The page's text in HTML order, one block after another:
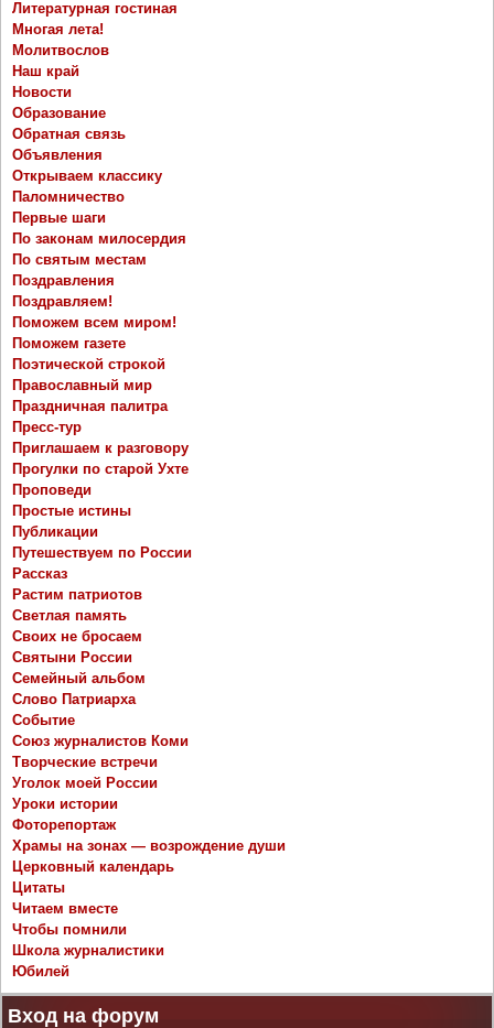
Литературная гостиная
Многая лета!
Молитвослов
Наш край
Новости
Образование
Обратная связь
Объявления
Открываем классику
Паломничество
Первые шаги
По законам милосердия
По святым местам
Поздравления
Поздравляем!
Поможем всем миром!
Поможем газете
Поэтической строкой
Православный мир
Праздничная палитра
Пресс-тур
Приглашаем к разговору
Прогулки по старой Ухте
Проповеди
Простые истины
Публикации
Путешествуем по России
Рассказ
Растим патриотов
Светлая память
Своих не бросаем
Святыни России
Семейный альбом
Слово Патриарха
Событие
Союз журналистов Коми
Творческие встречи
Уголок моей России
Уроки истории
Фоторепортаж
Храмы на зонах — возрождение души
Церковный календарь
Цитаты
Читаем вместе
Чтобы помнили
Школа журналистики
Юбилей
Вход на форум